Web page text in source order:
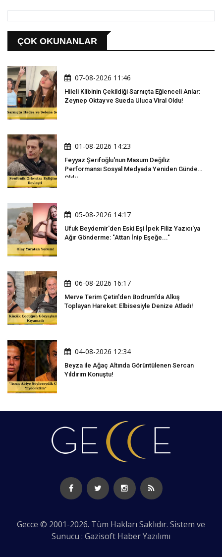
ÇOK OKUNANLAR
07-08-2026 11:46
Hileli Klibinin Çekildiği Sarnıçta Eğlenceli Anlar:
Zeynep Oktay ve Sueda Uluca Viral Oldu!
01-08-2026 14:23
Feyyaz Şerifoğlu'nun Masum Değiliz
Performansı Sosyal Medyada Yeniden Gündem
Oldu
05-08-2026 14:17
Ufuk Beydemir'den Eski Eşi İpek Filiz Yazıcı'ya
Ağır Gönderme: "Attan İnip Eşeğe..."
06-08-2026 16:17
Merve Terim Çetin'den Bodrum'da Alkış
Toplayan Hareket: Elbisesiyle Denize Atladı!
04-08-2026 12:34
Beyza ile Ağaç Altında Görüntülenen Sercan
Yıldırım Konuştu!
Gecce © 2001-2026. Tüm Hakları Saklıdır. Sistem ve
Sunucu : Gazisoft Haber Yazılımı